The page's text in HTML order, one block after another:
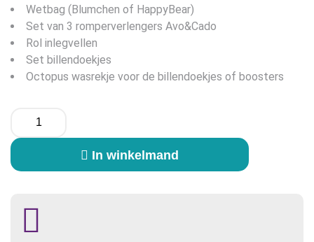
Wetbag (Blumchen of HappyBear)
Set van 3 romperverlengers Avo&Cado
Rol inlegvellen
Set billendoekjes
Octopus wasrekje voor de billendoekjes of boosters
Wasbare
Accessoires
Pakket
In winkelmand